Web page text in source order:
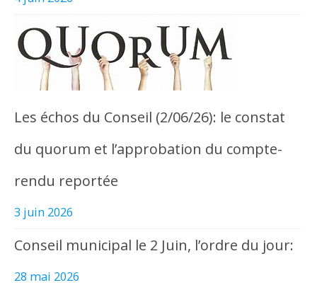
Les échos du Conseil (2/06/26): le constat
du quorum et l’approbation du compte-
rendu reportée
3 juin 2026
Conseil municipal le 2 Juin, l’ordre du jour:
28 mai 2026